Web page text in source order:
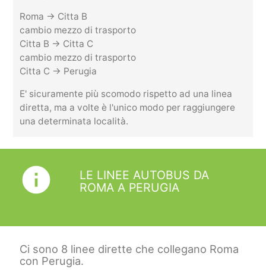
Roma -> Citta B
cambio mezzo di trasporto
Citta B -> Citta C
cambio mezzo di trasporto
Citta C -> Perugia
E' sicuramente più scomodo rispetto ad una linea
diretta, ma a volte è l'unico modo per raggiungere
una determinata località.
info
LE LINEE AUTOBUS DA
ROMA A PERUGIA
Ci sono 8 linee dirette che collegano Roma
con Perugia.